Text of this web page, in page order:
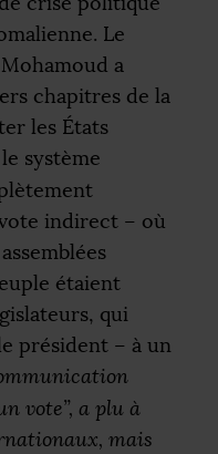
Le
a
chapitres de la
les États
système
indirect – où
étaient
qui
président – à un
vote”, a plu à
mais